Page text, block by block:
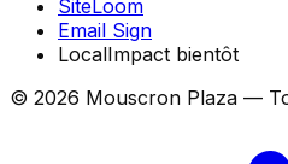
SiteLoom
Email Sign
LocalImpact bientôt
© 2026 Mouscron Plaza —